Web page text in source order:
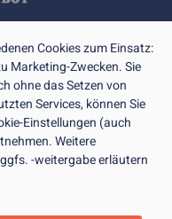
Cookies zum Einsatz:
Marketing-Zwecken. Sie
ohne das Setzen von
Services, können Sie
Einstellungen (auch
Weitere
-weitergabe erläutern